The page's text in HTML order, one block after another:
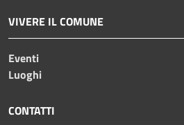
VIVERE IL COMUNE
Eventi
Luoghi
CONTATTI